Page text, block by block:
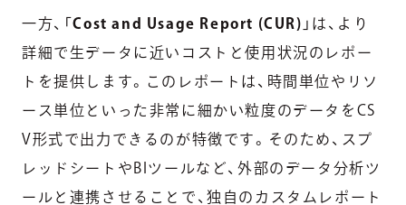
一方、「Cost and Usage Report (CUR) 」は、より
詳細で生データに近いコストと使用状況のレポー
トを提供します。このレポートは、時間単位やリソ
ース単位といった非常に細かい粒度のデータをCS
V形式で出力できるのが特徴です。そのため、スプ
レッドシートやBIツールなど、外部のデータ分析ツ
ールと連携させることで、独自のカスタムレポート